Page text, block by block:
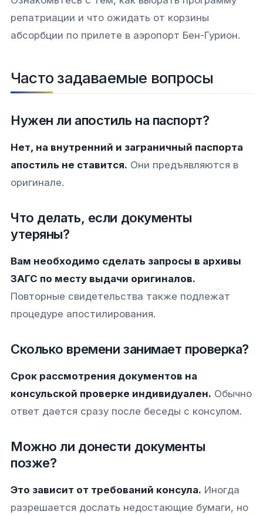
репатриации и что ожидать от корзины
абсорбции по прилете в аэропорт Бен-Гурион.
Часто задаваемые вопросы
Нужен ли апостиль на паспорт?
Нет, на внутренний и заграничный паспорта
апостиль не ставится. Они предъявляются в
оригинале.
Что делать, если документы
утеряны?
Вам необходимо сделать запросы в архивы
ЗАГС по месту выдачи оригиналов.
Повторные свидетельства также подлежат
процедуре апостилирования.
Сколько времени занимает проверка?
Срок рассмотрения документов на
консульской проверке индивидуален. Обычно
ответ дается сразу после беседы с консулом.
Можно ли донести документы
позже?
Это зависит от требований консула. Иногда
разрешается дослать недостающие бумаги, но